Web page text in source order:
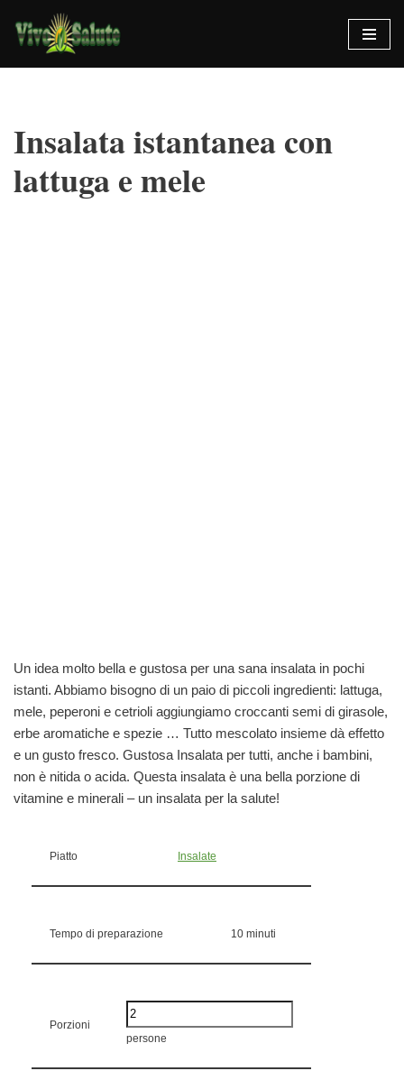
Vai
al
Insalata istantanea con
lattuga e mele
Un idea molto bella e gustosa per una sana insalata in pochi
istanti. Abbiamo bisogno di un paio di piccoli ingredienti: lattuga,
mele, peperoni e cetrioli aggiungiamo croccanti semi di girasole,
erbe aromatiche e spezie … Tutto mescolato insieme dà effetto
e un gusto fresco. Gustosa Insalata per tutti, anche i bambini,
non è nitida o acida. Questa insalata è una bella porzione di
vitamine e minerali – un insalata per la salute!
Piatto Insalate
Tempo di preparazione 10 minuti
Porzioni
persone